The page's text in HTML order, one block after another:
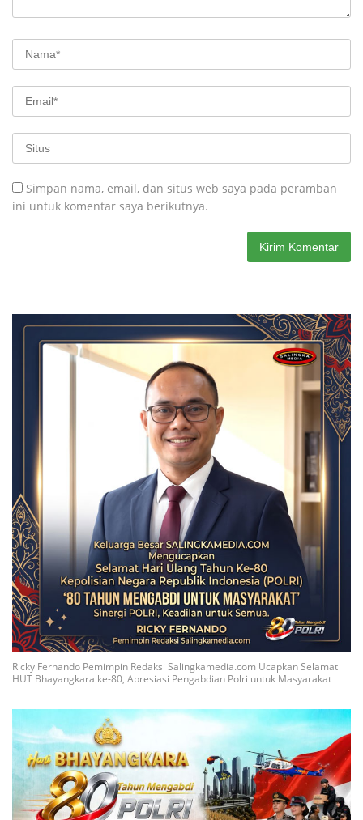
Simpan nama, email, dan situs web saya pada peramban
ini untuk komentar saya berikutnya.
Ricky Fernando Pemimpin Redaksi Salingkamedia.com Ucapkan Selamat
HUT Bhayangkara ke-80, Apresiasi Pengabdian Polri untuk Masyarakat